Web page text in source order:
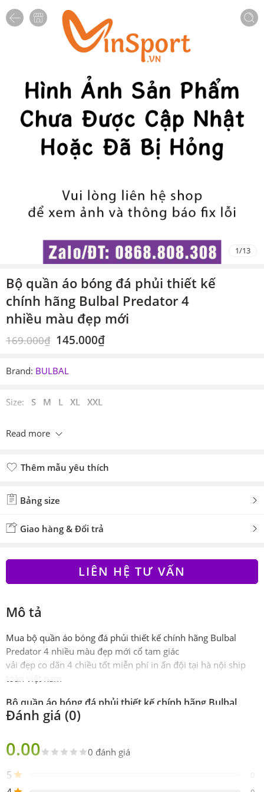
1/13
Bộ quần áo bóng đá phủi thiết kế
chính hãng Bulbal Predator 4
nhiều màu đẹp mới
169.000₫ 145.000₫
Brand: BULBAL
Size: S M L XL XXL
*Chọn màu để xem nhiều ảnh hơn
Read more
Thêm mẫu yêu thích
Bảng size
Giao hàng & Đổi trả
LIÊN HỆ TƯ VẤN
Mô tả
Mua bộ quần áo bóng đá phủi thiết kế chính hãng Bulbal
Predator 4 nhiều màu đẹp mới cổ tam giác
vải đẹp co dãn 4 chiều tốt miễn phí in ấn đội tại hà nội ship
toàn việt nam
Bộ quần áo bóng đá phủi thiết kế chính hãng Bulbal
Predator 4 nhiều màu đẹp mới
bản
Sản
phẩm
Đánh giá (0)
0.00 0 đánh giá
5 0